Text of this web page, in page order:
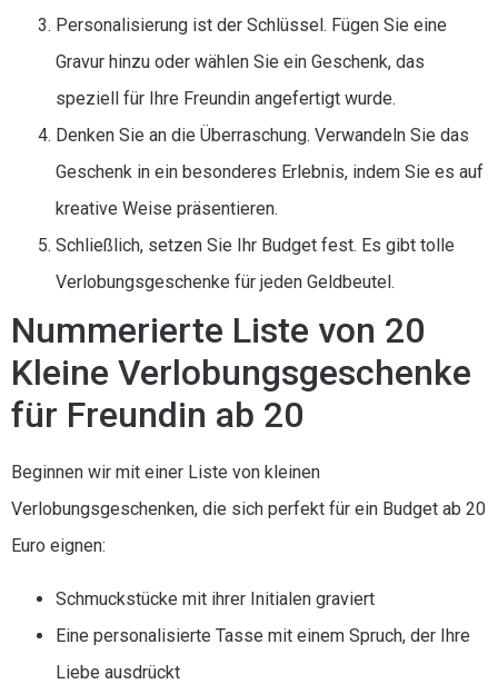
Personalisierung ist der Schlüssel. Fügen Sie eine
Gravur hinzu oder wählen Sie ein Geschenk, das
speziell für Ihre Freundin angefertigt wurde.
Denken Sie an die Überraschung. Verwandeln Sie das
Geschenk in ein besonderes Erlebnis, indem Sie es auf
kreative Weise präsentieren.
Schließlich, setzen Sie Ihr Budget fest. Es gibt tolle
Verlobungsgeschenke für jeden Geldbeutel.
Nummerierte Liste von 20
Kleine Verlobungsgeschenke
für Freundin ab 20
Beginnen wir mit einer Liste von kleinen
Verlobungsgeschenken, die sich perfekt für ein Budget ab 20
Euro eignen:
Schmuckstücke mit ihrer Initialen graviert
Eine personalisierte Tasse mit einem Spruch, der Ihre
Liebe ausdrückt